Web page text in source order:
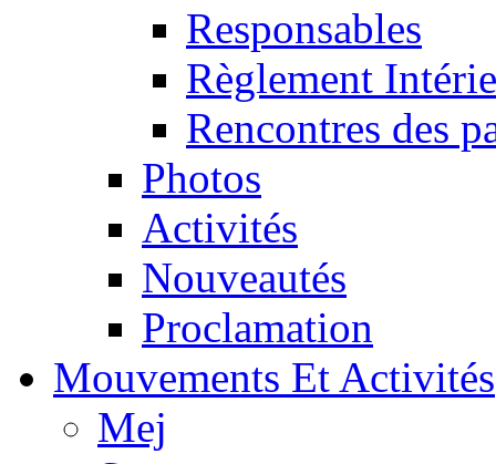
Responsables
Règlement
Rencontres des
Photos
Activités
Nouveautés
Proclamation
Mouvements Et Activités
Mej